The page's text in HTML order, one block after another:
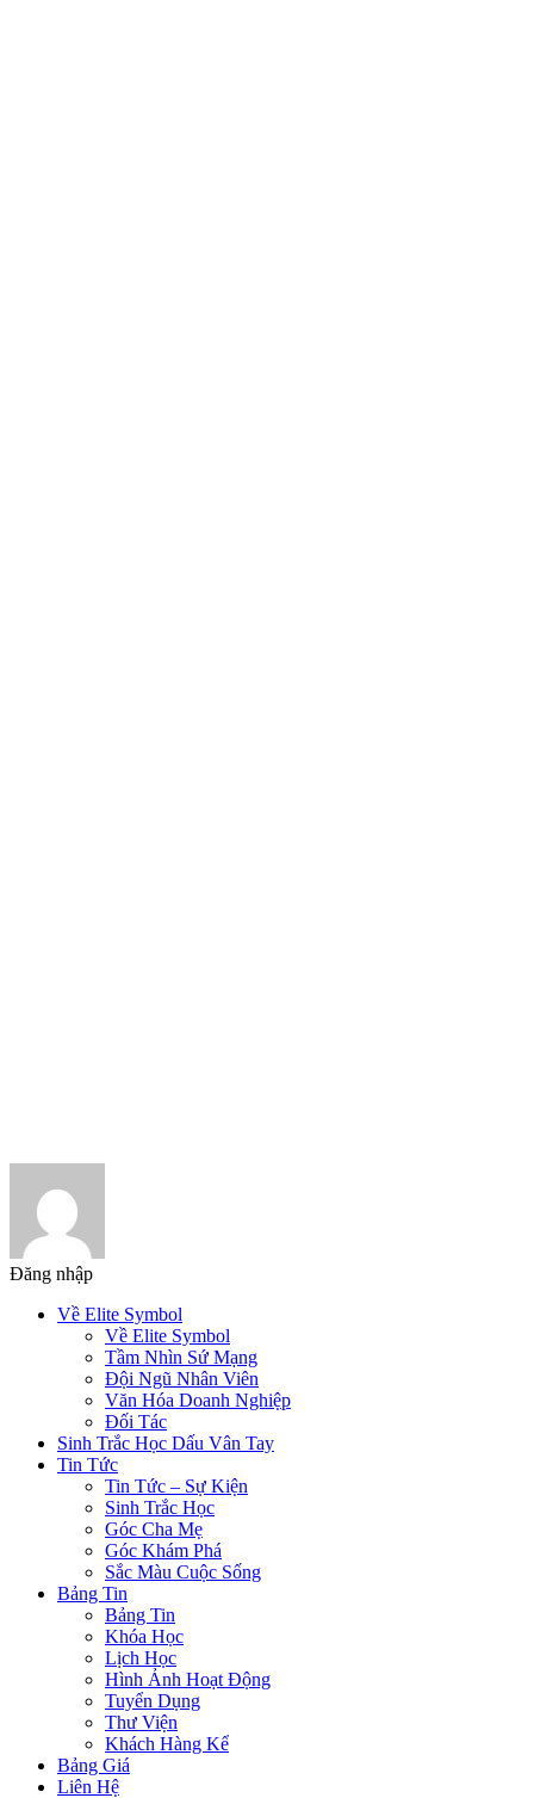
Đăng nhập
Về Elite Symbol
Về Elite Symbol
Tầm Nhìn Sứ Mạng
Đội Ngũ Nhân Viên
Văn Hóa Doanh Nghiệp
Đối Tác
Sinh Trắc Học Dấu Vân Tay
Tin Tức
Tin Tức – Sự Kiện
Sinh Trắc Học
Góc Cha Mẹ
Góc Khám Phá
Sắc Màu Cuộc Sống
Bảng Tin
Bảng Tin
Khóa Học
Lịch Học
Hình Ảnh Hoạt Động
Tuyển Dụng
Thư Viện
Khách Hàng Kể
Bảng Giá
Liên Hệ